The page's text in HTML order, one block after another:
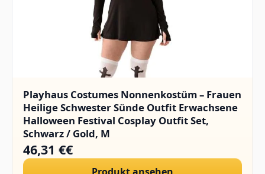
Playhaus Costumes Nonnenkostüm – Frauen
Heilige Schwester Sünde Outfit Erwachsene
Halloween Festival Cosplay Outfit Set,
Schwarz / Gold, M
46,31 €€